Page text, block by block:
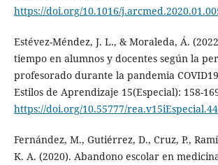
https://doi.org/10.1016/
Estévez-Méndez, J. L., & Moraleda, Á.
tiempo en alumnos y docentes según la
profesorado durante la pandemia
Estilos de Aprendizaje 15(Especial): 158-
https://doi.org/10.55777/
Fernández, M., Gutiérrez, D., Cruz, P.,
K. A. (2020). Abandono escolar en